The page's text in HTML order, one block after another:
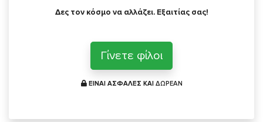
Δες τον κόσμο να αλλάζει. Εξαιτίας σας!
Γίνετε φίλοι
ΕΙΝΑΙ ΑΣΦΑΛΕΣ ΚΑΙ ΔΩΡΕΑΝ